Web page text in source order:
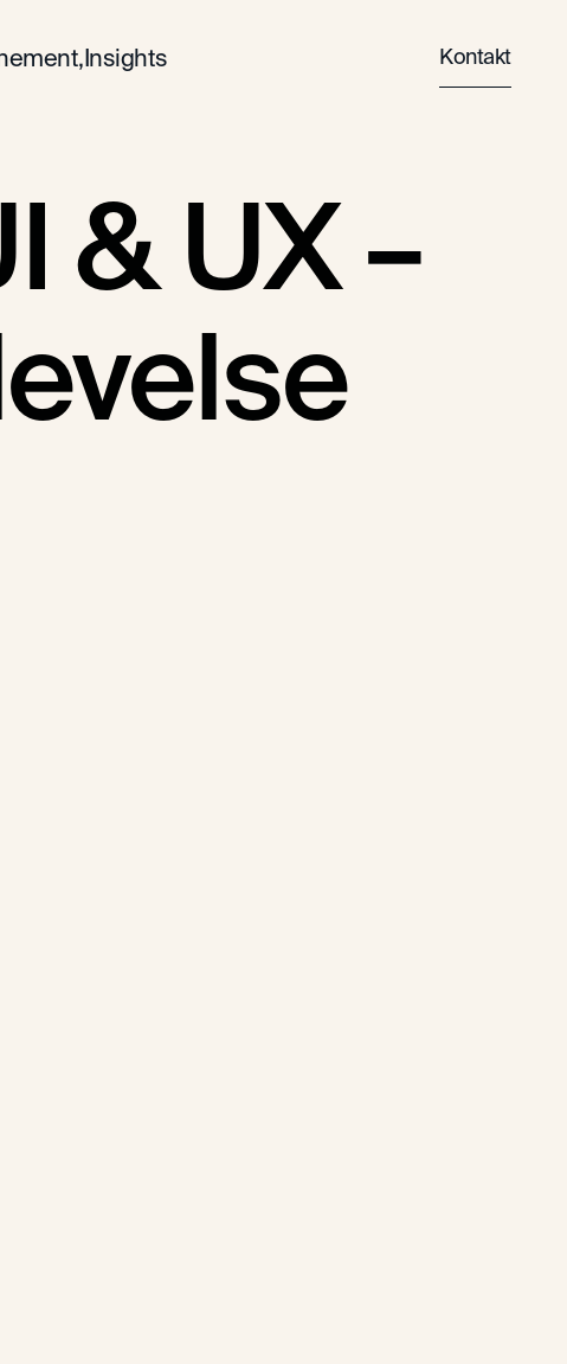
Insights Kontakt
& UX –